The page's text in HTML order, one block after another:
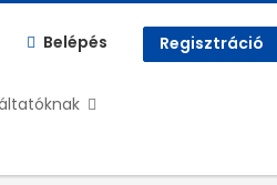
Belépés Regisztráció